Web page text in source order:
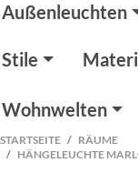
Außenleuchten
Stile
Wohnwelten
STARTSEITE
RÄUME
HÄNGELEUCHTE